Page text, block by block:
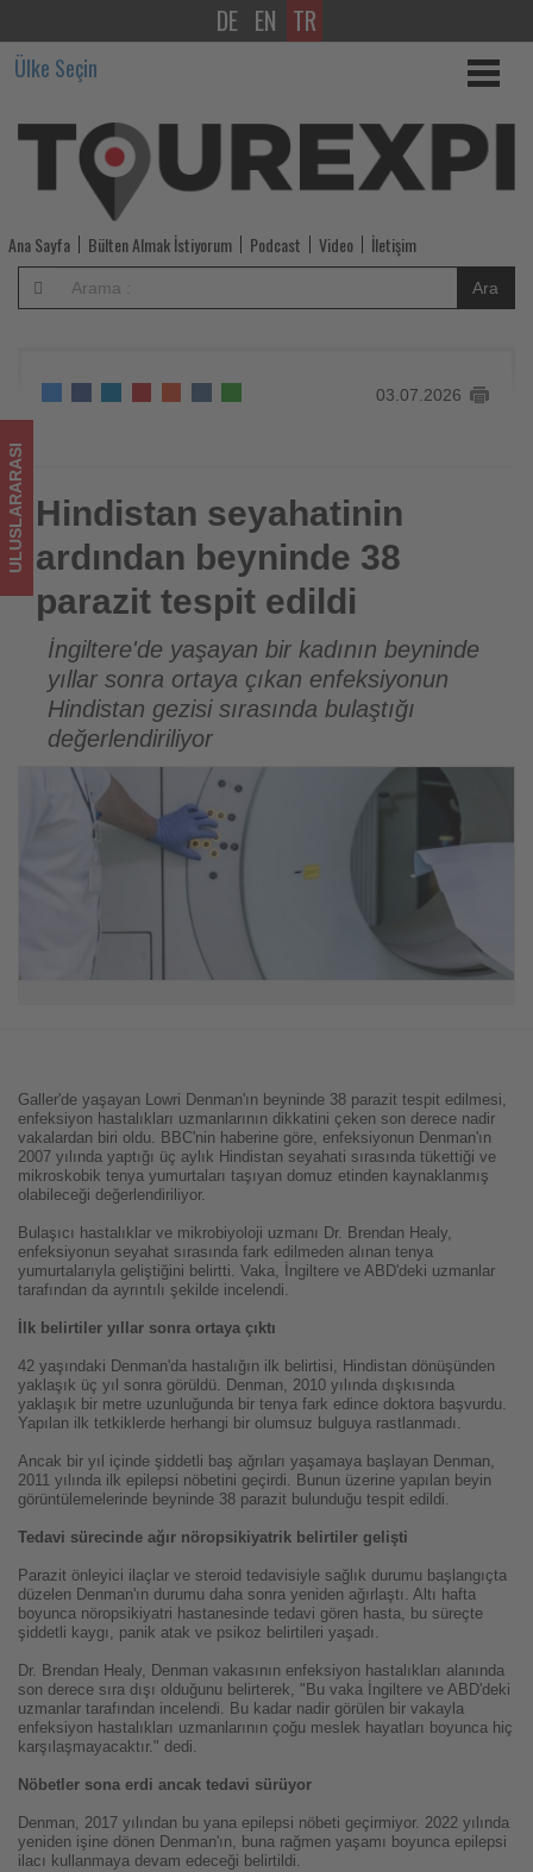
Hindistan
seyahatinin
ardından
beyninde
38
parazit
tespit
edildi
-
Tourexpi,
sizler
için
turizmde
olup
bitenleri
takip
ediyor!
DE EN TR
Ülke Seçin
Ana Sayfa Bülten Almak İstiyorum Podcast Video İletişim
Ara
03.07.2026
Hindistan seyahatinin ardından beyninde 38 parazit tespit
edildi
ULUSLARARASI Hindistan seyahatinin
ardından beyninde 38
parazit tespit edildi
İngiltere'de yaşayan bir kadının beyninde
yıllar sonra ortaya çıkan enfeksiyonun
Hindistan gezisi sırasında bulaştığı
değerlendiriliyor
Galler'de yaşayan Lowri Denman'ın beyninde 38 parazit tespit edilmesi,
enfeksiyon hastalıkları uzmanlarının dikkatini çeken son derece nadir
vakalardan biri oldu. BBC'nin haberine göre, enfeksiyonun Denman'ın
2007 yılında yaptığı üç aylık Hindistan seyahati sırasında tükettiği ve
mikroskobik tenya yumurtaları taşıyan domuz etinden kaynaklanmış
olabileceği değerlendiriliyor.
Bulaşıcı hastalıklar ve mikrobiyoloji uzmanı Dr. Brendan Healy,
enfeksiyonun seyahat sırasında fark edilmeden alınan tenya
yumurtalarıyla geliştiğini belirtti. Vaka, İngiltere ve ABD'deki uzmanlar
tarafından da ayrıntılı şekilde incelendi.
İlk belirtiler yıllar sonra ortaya çıktı
42 yaşındaki Denman'da hastalığın ilk belirtisi, Hindistan dönüşünden
yaklaşık üç yıl sonra görüldü. Denman, 2010 yılında dışkısında
yaklaşık bir metre uzunluğunda bir tenya fark edince doktora başvurdu.
Yapılan ilk tetkiklerde herhangi bir olumsuz bulguya rastlanmadı.
Ancak bir yıl içinde şiddetli baş ağrıları yaşamaya başlayan Denman,
2011 yılında ilk epilepsi nöbetini geçirdi. Bunun üzerine yapılan beyin
görüntülemelerinde beyninde 38 parazit bulunduğu tespit edildi.
Tedavi sürecinde ağır nöropsikiyatrik belirtiler gelişti
Parazit önleyici ilaçlar ve steroid tedavisiyle sağlık durumu başlangıçta
düzelen Denman'ın durumu daha sonra yeniden ağırlaştı. Altı hafta
boyunca nöropsikiyatri hastanesinde tedavi gören hasta, bu süreçte
şiddetli kaygı, panik atak ve psikoz belirtileri yaşadı.
Dr. Brendan Healy, Denman vakasının enfeksiyon hastalıkları alanında
son derece sıra dışı olduğunu belirterek, "Bu vaka İngiltere ve ABD'deki
uzmanlar tarafından incelendi. Bu kadar nadir görülen bir vakayla
enfeksiyon hastalıkları uzmanlarının çoğu meslek hayatları boyunca hiç
karşılaşmayacaktır." dedi.
Nöbetler sona erdi ancak tedavi sürüyor
Denman, 2017 yılından bu yana epilepsi nöbeti geçirmiyor. 2022 yılında
yeniden işine dönen Denman'ın, buna rağmen yaşamı boyunca epilepsi
ilacı kullanmaya devam edeceği belirtildi.